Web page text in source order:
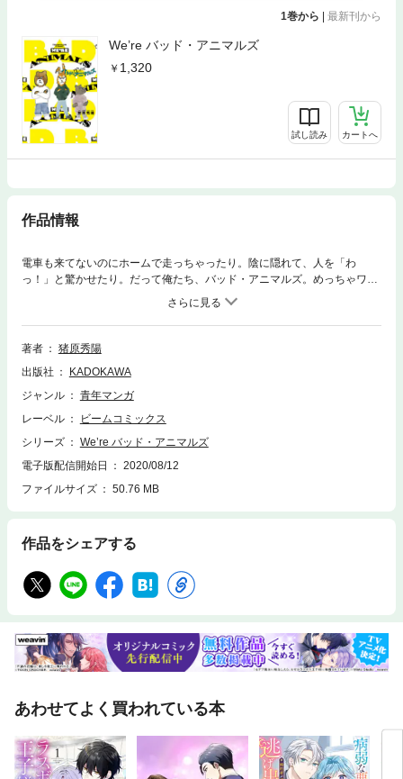
1巻から | 最新刊から
We’re バッド・アニマルズ
1,320
試し読み カートへ
作品情報
電車も来てないのにホームで走っちゃったり。陰に隠れて、人を「わ
っ！」と驚かせたり。だって俺たち、バッド・アニマルズ。めっちゃワル
いんだ。イタズラ大好きな動物三人組が贈る、優しくて愛おしいフルカラ
ーコミックス。ウェブ掲載分に大幅な描き下ろしを加えて、待望の単行本
化。●著者・猪原秀陽@inoharahideharu
著者
猪原秀陽
出版社
KADOKAWA
ジャンル
青年マンガ
レーベル
ビームコミックス
シリーズ
We’re バッド・アニマルズ
電子版配信開始日
2020/08/12
ファイルサイズ
50.76 MB
作品をシェアする
あわせてよく買われている本